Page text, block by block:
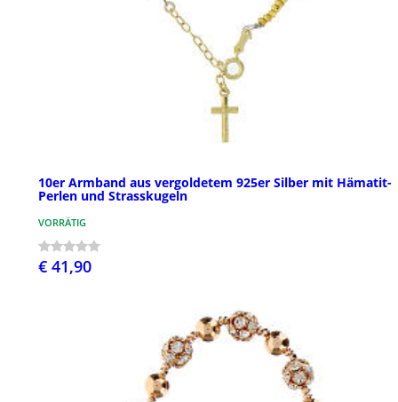
10er Armband aus vergoldetem 925er Silber mit Hämatit-
Perlen und Strasskugeln
VORRÄTIG
€ 41,90